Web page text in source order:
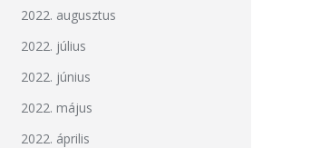
2022. augusztus
2022. július
2022. június
2022. május
2022. április